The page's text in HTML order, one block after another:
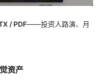
/ PDF——投资人路演、月
资产